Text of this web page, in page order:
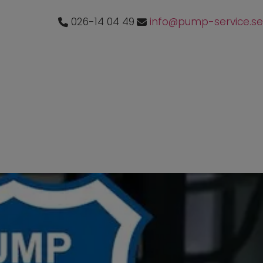
026-14 04 49 info@pump-service.se